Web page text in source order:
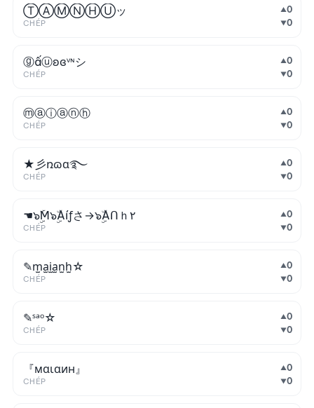
ⓉⒶⓂⓃⒽⓊッ
CHÉP
▲0
▼0
ⓖấⓤʚɞᵛᶰシ
CHÉP
▲0
▼0
ⓜⓐⓘⓐⓝⓗ
CHÉP
▲0
▼0
★彡ռɷɑ࿐
CHÉP
▲0
▼0
☚๖ۣۜM๖ۣۜAíƒさ→๖ۣۜAᑎｈ۲
CHÉP
▲0
▼0
✎m̫a̫i̫a̫n̫h̫☆
CHÉP
▲0
▼0
✎ˢᵃᵒ☆
CHÉP
▲0
▼0
『мαιαин』
CHÉP
▲0
▼0